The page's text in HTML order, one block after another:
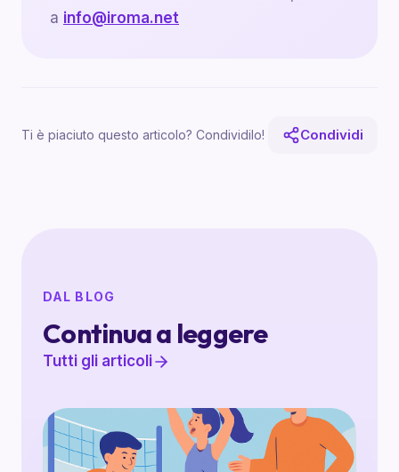
a info@iroma.net
Ti è piaciuto questo articolo? Condividilo! Condividi
DAL BLOG
Continua a leggere
Tutti gli articoli